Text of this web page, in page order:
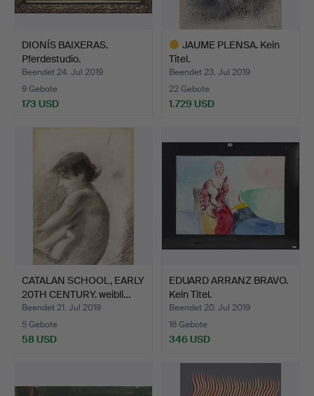
DIONÍS BAIXERAS.
Pferdestudio.
Beendet 24. Jul 2019
9 Gebote
173 USD
JAUME PLENSA. Kein
Titel.
Beendet 23. Jul 2019
22 Gebote
1.729 USD
CATALAN SCHOOL, EARLY
20TH CENTURY. weibli…
Beendet 21. Jul 2019
5 Gebote
58 USD
EDUARD ARRANZ BRAVO.
Kein Titel.
Beendet 20. Jul 2019
16 Gebote
346 USD